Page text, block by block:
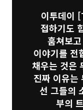
이투데이
접하기도
훔쳐보
이야기를 전
채우는 것은
진짜 이유는
선 그들의
부의